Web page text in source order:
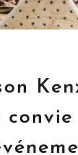
convie